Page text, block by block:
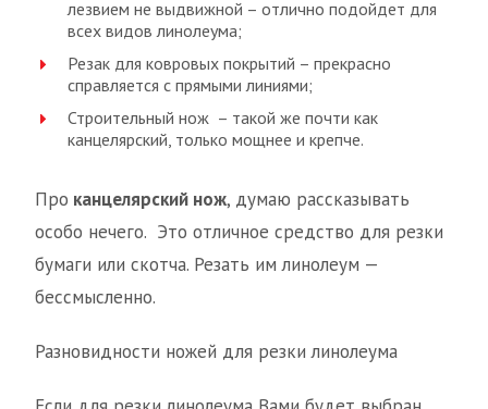
лезвием не выдвижной – отлично подойдет для
всех видов линолеума;
Резак для ковровых покрытий – прекрасно
справляется с прямыми линиями;
Строительный нож – такой же почти как
канцелярский, только мощнее и крепче.
Про канцелярский нож, думаю рассказывать
особо нечего. Это отличное средство для резки
бумаги или скотча. Резать им линолеум —
бессмысленно.
Разновидности ножей для резки линолеума